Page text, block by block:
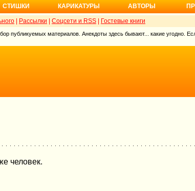
СТИШКИ КАРИКАТУРЫ АВТОРЫ
Рассылки Соцсети и RSS Гостевые книги
публикуемых материалов. Анекдоты здесь бывают... какие угодно.
человек.